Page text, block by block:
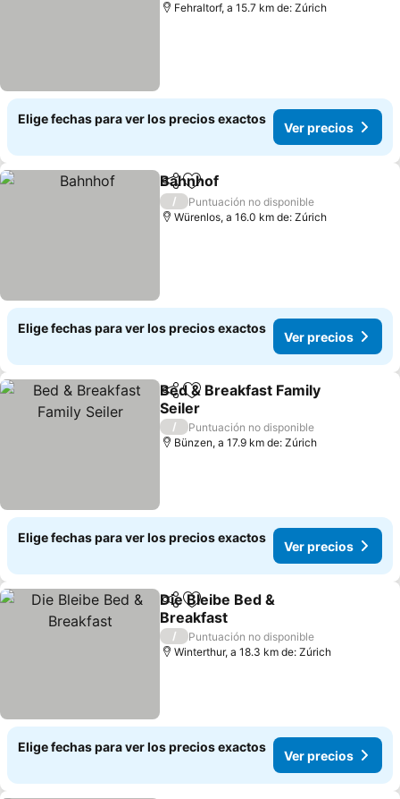
Fehraltorf, a 15.7 km de: Zúrich
Elige fechas para ver los precios exactos
Ver precios
CompartirAgregar a favoritos
Bahnhof
/
Puntuación no disponible
Würenlos, a 16.0 km de: Zúrich
Elige fechas para ver los precios exactos
Ver precios
CompartirAgregar a favoritos
Bed & Breakfast Family
Seiler
/
Puntuación no disponible
Bünzen, a 17.9 km de: Zúrich
Elige fechas para ver los precios exactos
Ver precios
CompartirAgregar a favoritos
Die Bleibe Bed &
Breakfast
/
Puntuación no disponible
Winterthur, a 18.3 km de: Zúrich
Elige fechas para ver los precios exactos
Ver precios